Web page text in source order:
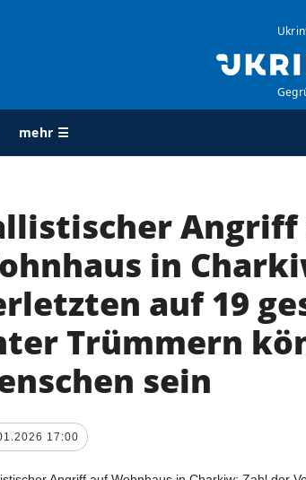
mehr ☰
AGENTUR
Über uns
Kontakte
services
Politik zur Vertraulichkeit
und zum Schutz
personenbezogener
Daten
Angriff
in
auf 19
Trümmern
sein
17:00